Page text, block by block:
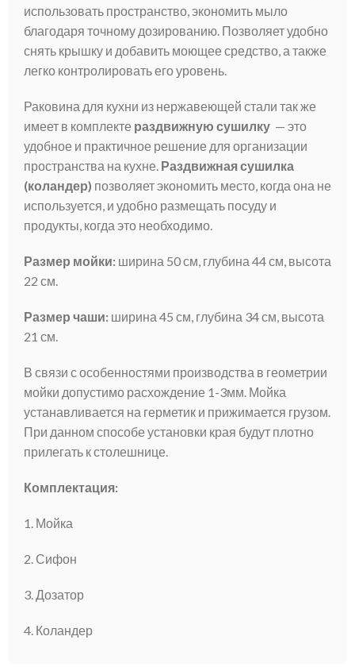
использовать пространство, экономить мыло
благодаря точному дозированию. Позволяет удобно
снять крышку и добавить моющее средство, а также
легко контролировать его уровень.
Раковина для кухни из нержавеющей стали так же
имеет в комплекте раздвижную сушилку — это
удобное и практичное решение для организации
пространства на кухне. Раздвижная сушилка
(коландер) позволяет экономить место, когда она не
используется, и удобно размещать посуду и
продукты, когда это необходимо.
Размер мойки: ширина 50 см, глубина 44 см, высота
22 см.
Размер чаши: ширина 45 см, глубина 34 см, высота
21 см.
В связи с особенностями производства в геометрии
мойки допустимо расхождение 1-3мм. Мойка
устанавливается на герметик и прижимается грузом.
При данном способе установки края будут плотно
прилегать к столешнице.
Комплектация:
1. Мойка
2. Сифон
3. Дозатор
4. Коландер